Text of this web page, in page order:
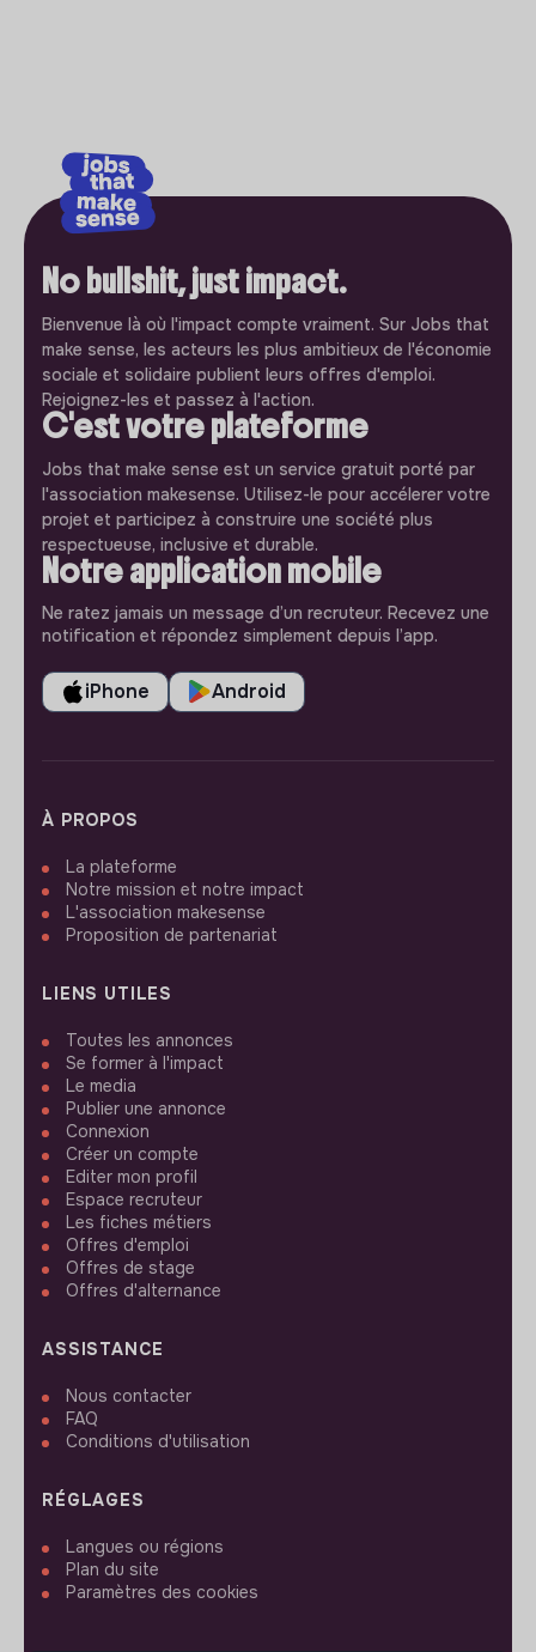
No bullshit, just impact.
Bienvenue là où l'impact compte vraiment. Sur Jobs that
make sense, les acteurs les plus ambitieux de l'économie
sociale et solidaire publient leurs offres d'emploi.
Rejoignez-les et passez à l'action.
C'est votre plateforme
Jobs that make sense est un service gratuit porté par
l'association makesense. Utilisez-le pour accélerer votre
projet et participez à construire une société plus
respectueuse, inclusive et durable.
Notre application mobile
Ne ratez jamais un message d’un recruteur. Recevez une
notification et répondez simplement depuis l’app.
iPhone Android
À PROPOS
La plateforme
Notre mission et notre impact
L'association makesense
Proposition de partenariat
LIENS UTILES
Toutes les annonces
Se former à l'impact
Le media
Publier une annonce
Connexion
Créer un compte
Editer mon profil
Espace recruteur
Les fiches métiers
Offres d'emploi
Offres de stage
Offres d'alternance
ASSISTANCE
Nous contacter
FAQ
Conditions d'utilisation
RÉGLAGES
Langues ou régions
Plan du site
Paramètres des cookies